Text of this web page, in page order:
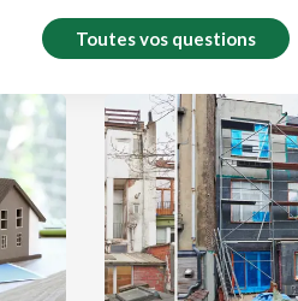
Toutes vos questions